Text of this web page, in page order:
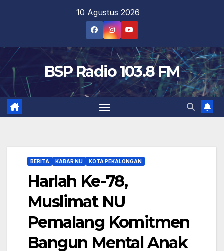
10 Agustus 2026
BSP Radio 103.8 FM
BERITA KABAR NU KOTA PEKALONGAN
Harlah Ke-78,
Muslimat NU
Pemalang Komitmen
Bangun Mental Anak